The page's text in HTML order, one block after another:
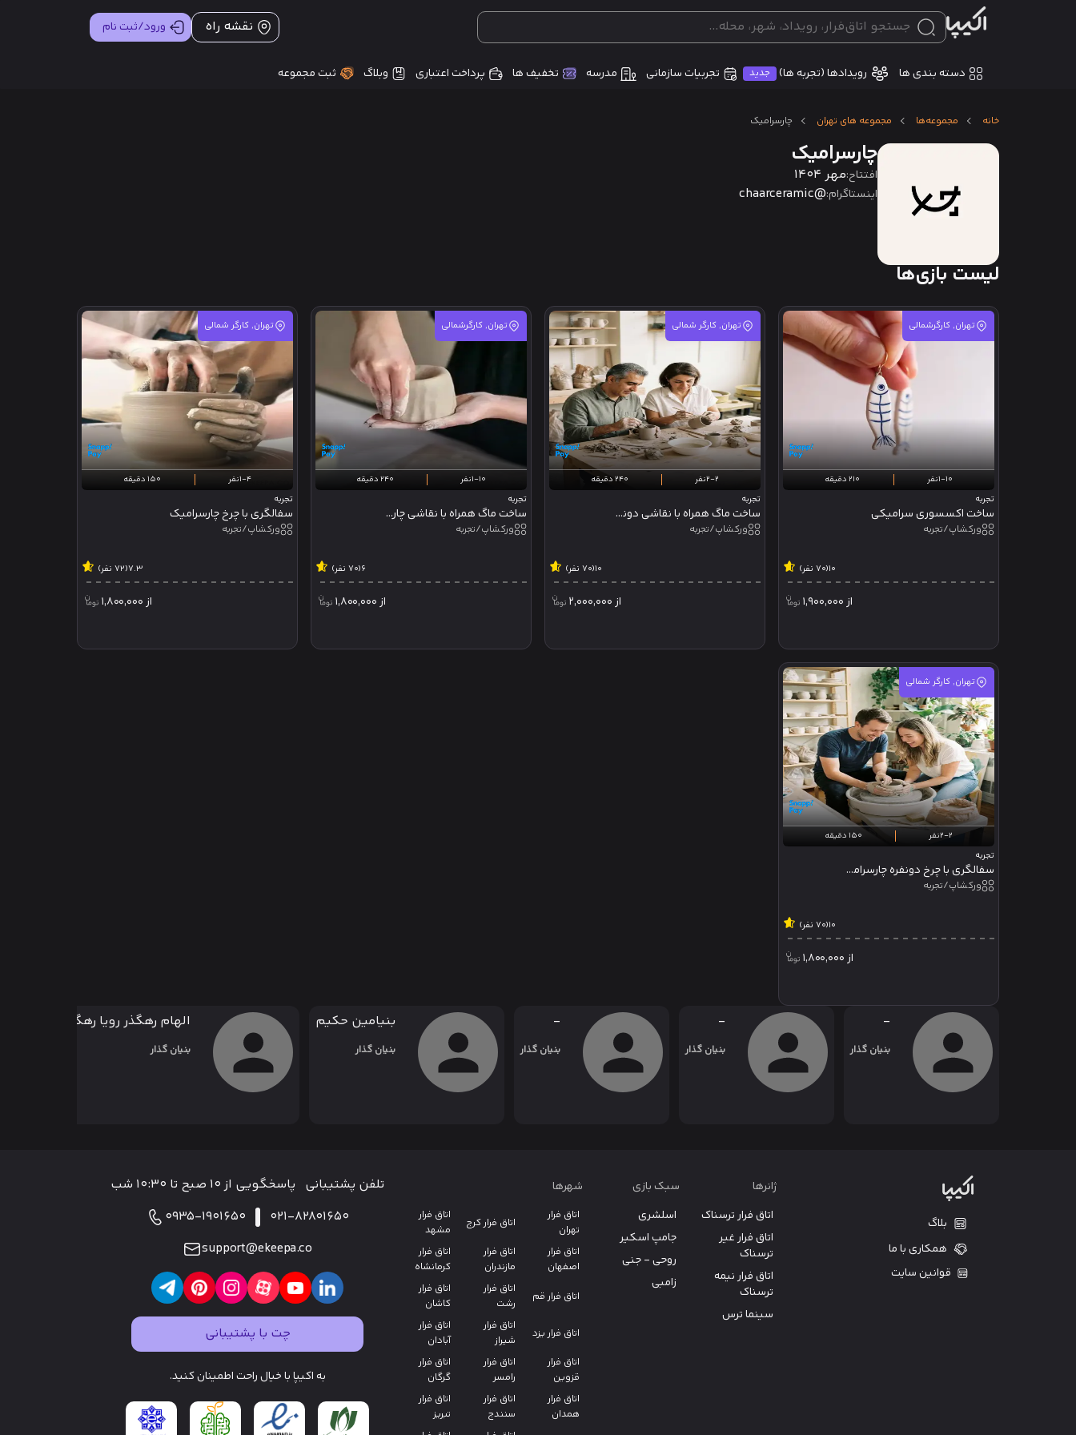
نقشه راه ورود/ثبت نام
دسته بندی ها رویدادها (تجربه ها) جدید تجربیات سازمانی مدرسه تخفیف ها پرداخت اعتباری وبلاگ ثبت مجموعه
خانه مجموعه‌ها مجموعه های تهران چارسرامیک
چارسرامیک
افتتاح:مهر 1404
اینستاگرام:@chaarceramic
لیست بازی‌ها
تهران, کارگرشمالی
1-10نفر 210 دقیقه
تجربه
ساخت اکسسوری سرامیکی
ورکشاپ/تجربه
10(70 نفر)
از1,900,000
تهران, کارگر شمالی
2-2نفر 240 دقیقه
تجربه
ساخت ماگ همراه با نقاشی دونفره
ورکشاپ/تجربه
10(70 نفر)
از2,000,000
تهران, کارگرشمالی
1-10نفر 240 دقیقه
تجربه
ساخت ماگ همراه با نقاشی چارسرامیک
ورکشاپ/تجربه
6(70 نفر)
از1,800,000
تهران, کارگر شمالی
1-4نفر 150 دقیقه
تجربه
سفالگری با چرخ چارسرامیک
ورکشاپ/تجربه
7.3(72 نفر)
از1,800,000
تهران, کارگر شمالی
2-2نفر 150 دقیقه
تجربه
سفالگری با چرخ دونفره چارسرامیک
ورکشاپ/تجربه
10(70 نفر)
از1,800,000
-
بنیان گذار
-
بنیان گذار
-
بنیان گذار
بنیامین حکیم
بنیان گذار
الهام رهگذر رویا رهگذر
بنیان گذار
بلاگ
همکاری با ما
قوانین سایت
ژانرها
اتاق فرار ترسناک
اتاق فرار غیر
ترسناک
اتاق فرار نیمه
ترسناک
سینما ترس
سبک بازی
اسلشری
جامپ اسکیر
روحی - جنی
زامبی
شهرها
اتاق فرار
تهران
اتاق فرار کرج
اتاق فرار
مشهد
اتاق فرار
اصفهان
اتاق فرار
مازندران
اتاق فرار
کرمانشاه
اتاق فرار قم
اتاق فرار
رشت
اتاق فرار
کاشان
اتاق فرار یزد
اتاق فرار
شیراز
اتاق فرار
آبادان
اتاق فرار
قزوین
اتاق فرار
رامسر
اتاق فرار
گرگان
اتاق فرار
همدان
اتاق فرار
سنندج
اتاق فرار
تبریز
تلفن پشتیبانی پاسخگویی از ۱۰ صبح تا ۱۰:۳۰ شب
021-82801650
0935-1901650
support@ekeepa.co
چت با پشتیبانی
به اکیپا با خیال راحت اطمینان کنید.